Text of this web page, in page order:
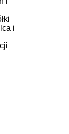
i